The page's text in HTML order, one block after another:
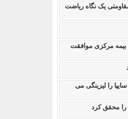
یک نگاه ریاضت
بیمه مرکزی موافقت
را لیزینگی می